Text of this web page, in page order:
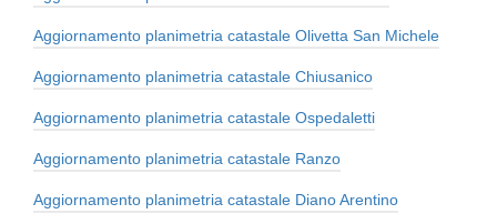
Aggiornamento planimetria catastale Olivetta San Michele
Aggiornamento planimetria catastale Chiusanico
Aggiornamento planimetria catastale Ospedaletti
Aggiornamento planimetria catastale Ranzo
Aggiornamento planimetria catastale Diano Arentino